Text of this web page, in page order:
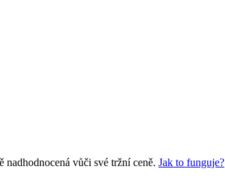
vůči své tržní ceně. Jak to funguje?